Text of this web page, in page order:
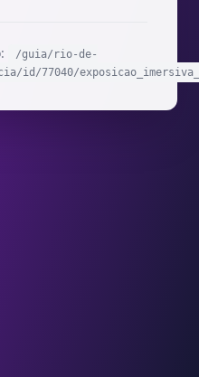
/guia/rio-de-
77040/